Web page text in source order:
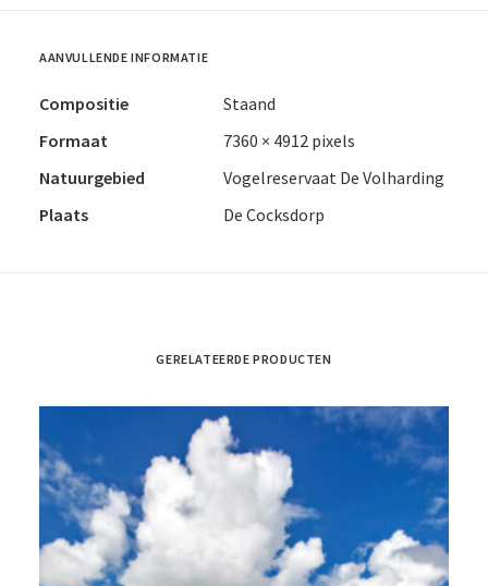
AANVULLENDE INFORMATIE
Compositie
Staand
Formaat
7360 × 4912 pixels
Natuurgebied
Vogelreservaat De Volharding
Plaats
De Cocksdorp
GERELATEERDE PRODUCTEN